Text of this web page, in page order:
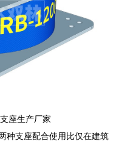
座生产厂家
种支座配合使用比仅在建筑